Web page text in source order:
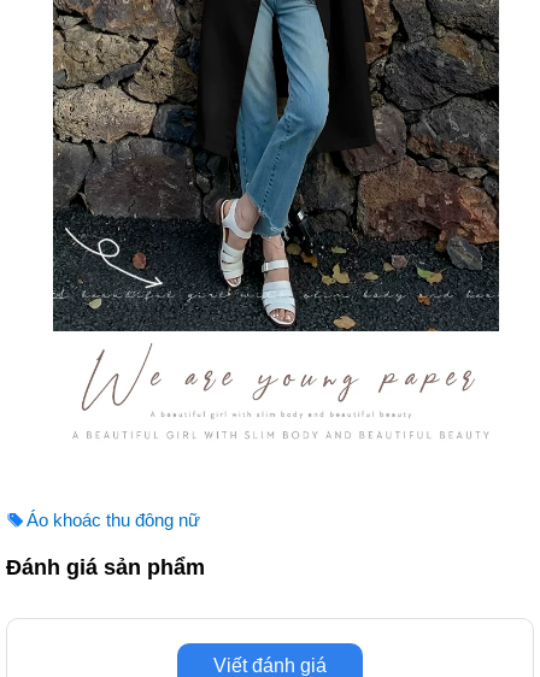
Áo khoác thu đông nữ
Đánh giá sản phẩm
Viết đánh giá